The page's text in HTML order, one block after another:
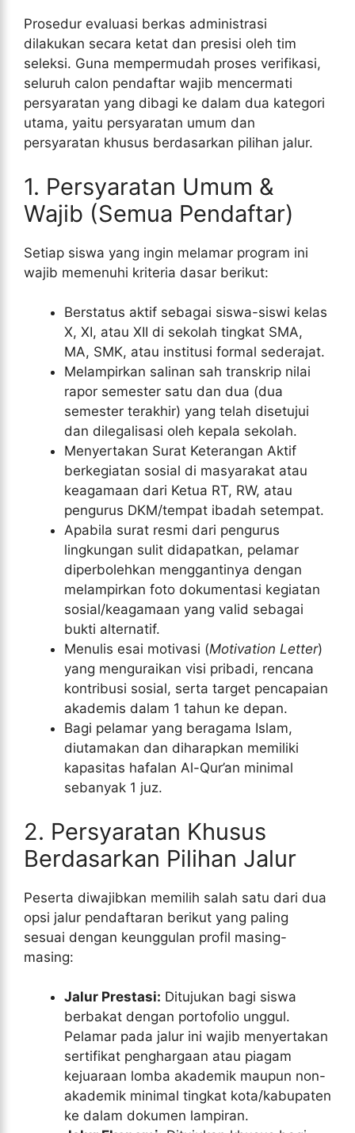
Prosedur evaluasi berkas administrasi
dilakukan secara ketat dan presisi oleh tim
seleksi. Guna mempermudah proses verifikasi,
seluruh calon pendaftar wajib mencermati
persyaratan yang dibagi ke dalam dua kategori
utama, yaitu persyaratan umum dan
persyaratan khusus berdasarkan pilihan jalur.
1. Persyaratan Umum &
Wajib (Semua Pendaftar)
Setiap siswa yang ingin melamar program ini
wajib memenuhi kriteria dasar berikut:
Berstatus aktif sebagai siswa-siswi kelas
X, XI, atau XII di sekolah tingkat SMA,
MA, SMK, atau institusi formal sederajat.
Melampirkan salinan sah transkrip nilai
rapor semester satu dan dua (dua
semester terakhir) yang telah disetujui
dan dilegalisasi oleh kepala sekolah.
Menyertakan Surat Keterangan Aktif
berkegiatan sosial di masyarakat atau
keagamaan dari Ketua RT, RW, atau
pengurus DKM/tempat ibadah setempat.
Apabila surat resmi dari pengurus
lingkungan sulit didapatkan, pelamar
diperbolehkan menggantinya dengan
melampirkan foto dokumentasi kegiatan
sosial/keagamaan yang valid sebagai
bukti alternatif.
Menulis esai motivasi (Motivation Letter)
yang menguraikan visi pribadi, rencana
kontribusi sosial, serta target pencapaian
akademis dalam 1 tahun ke depan.
Bagi pelamar yang beragama Islam,
diutamakan dan diharapkan memiliki
kapasitas hafalan Al-Qur’an minimal
sebanyak 1 juz.
2. Persyaratan Khusus
Berdasarkan Pilihan Jalur
Peserta diwajibkan memilih salah satu dari dua
opsi jalur pendaftaran berikut yang paling
sesuai dengan keunggulan profil masing-
masing:
Jalur Prestasi: Ditujukan bagi siswa
berbakat dengan portofolio unggul.
Pelamar pada jalur ini wajib menyertakan
sertifikat penghargaan atau piagam
kejuaraan lomba akademik maupun non-
akademik minimal tingkat kota/kabupaten
ke dalam dokumen lampiran.